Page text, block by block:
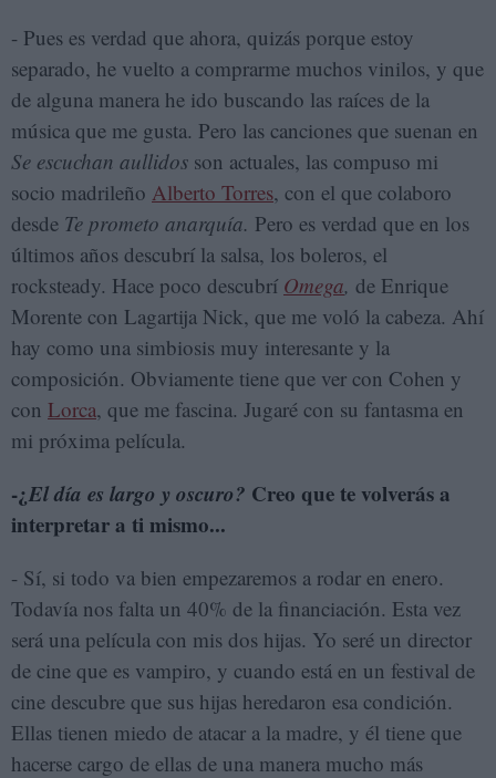
- Pues es verdad que ahora, quizás porque estoy
separado, he vuelto a comprarme muchos vinilos, y que
de alguna manera he ido buscando las raíces de la
música que me gusta. Pero las canciones que suenan en
Se escuchan aullidos son actuales, las compuso mi
socio madrileño Alberto Torres, con el que colaboro
desde Te prometo anarquía. Pero es verdad que en los
últimos años descubrí la salsa, los boleros, el
rocksteady. Hace poco descubrí Omega, de Enrique
Morente con Lagartija Nick, que me voló la cabeza. Ahí
hay como una simbiosis muy interesante y la
composición. Obviamente tiene que ver con Cohen y
con Lorca, que me fascina. Jugaré con su fantasma en
mi próxima película.
-¿El día es largo y oscuro? Creo que te volverás a
interpretar a ti mismo...
- Sí, si todo va bien empezaremos a rodar en enero.
Todavía nos falta un 40% de la financiación. Esta vez
será una película con mis dos hijas. Yo seré un director
de cine que es vampiro, y cuando está en un festival de
cine descubre que sus hijas heredaron esa condición.
Ellas tienen miedo de atacar a la madre, y él tiene que
hacerse cargo de ellas de una manera mucho más